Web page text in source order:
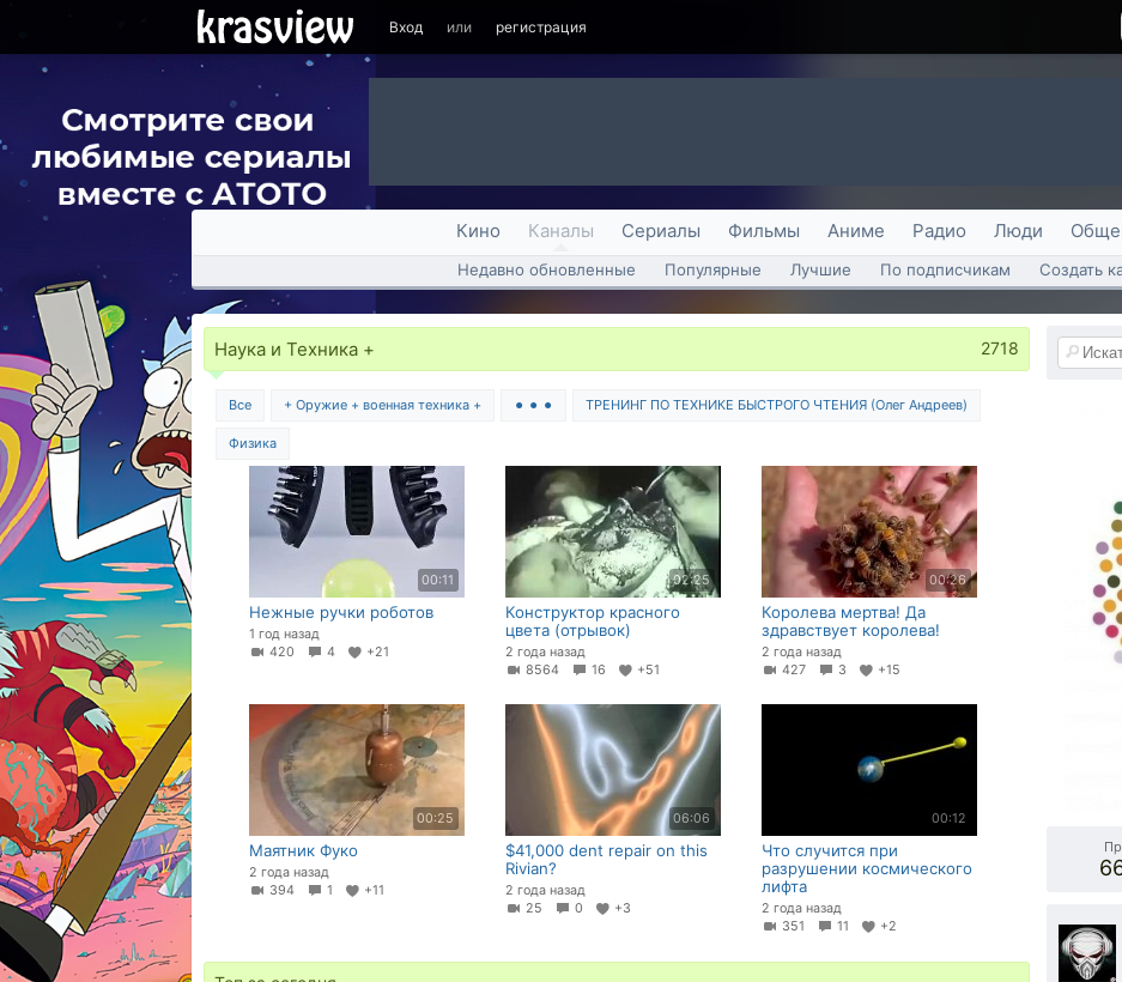
Вход или регистрация
Кино Каналы Сериалы Фильмы Аниме Радио Люди
Недавно обновленные Популярные Лучшие По подписчикам Создать
Наука и Техника + 2718
Все + Оружие + военная техника + ⚫ ⚫ ⚫ ТРЕНИНГ ПО ТЕХНИКЕ БЫСТРОГО ЧТЕНИЯ (Олег Андреев)
Физика
00:11
Нежные ручки роботов
1 год назад
420
4 +21
02:25
Конструктор красного
цвета (отрывок)
2 года назад
8564
16 +51
00:26
Королева мертва! Да
здравствует королева!
2 года назад
427
3 +15
00:25
Маятник Фуко
2 года назад
394
1 +11
06:06
$41,000 dent repair on this
Rivian?
2 года назад
25
0 +3
00:12
Что случится при
разрушении космического
лифта
2 года назад
351
11 +2